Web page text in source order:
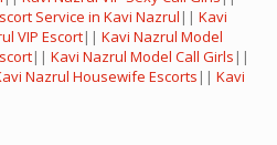
Service in Kavi Nazrul || Kavi
VIP Escort|| Kavi Nazrul Model
|| Kavi Nazrul Model Call Girls ||
Nazrul Housewife Escorts || Kavi